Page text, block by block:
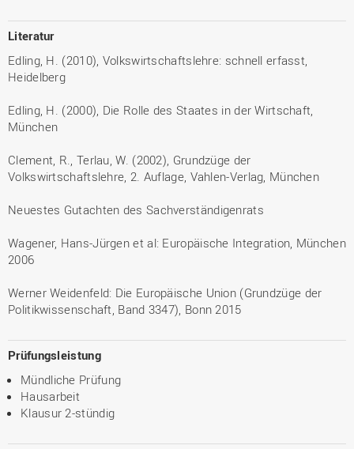
Literatur
Edling, H. (2010), Volkswirtschaftslehre: schnell erfasst,
Heidelberg
Edling, H. (2000), Die Rolle des Staates in der Wirtschaft,
München
Clement, R., Terlau, W. (2002), Grundzüge der
Volkswirtschaftslehre, 2. Auflage, Vahlen-Verlag, München
Neuestes Gutachten des Sachverständigenrats
Wagener, Hans-Jürgen et al: Europäische Integration, München
2006
Werner Weidenfeld: Die Europäische Union (Grundzüge der
Politikwissenschaft, Band 3347), Bonn 2015
Prüfungsleistung
Mündliche Prüfung
Hausarbeit
Klausur 2-stündig